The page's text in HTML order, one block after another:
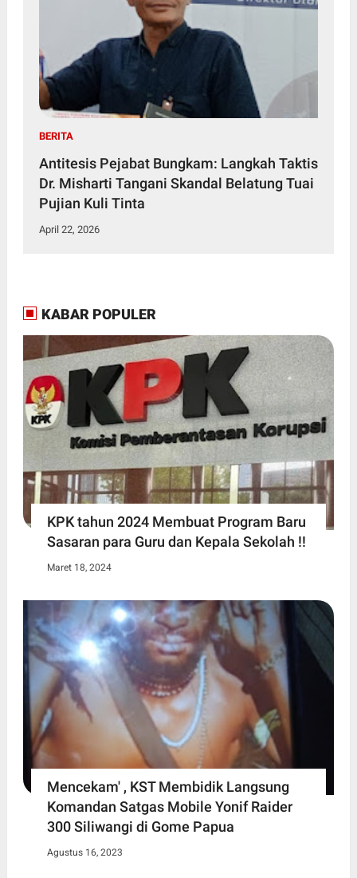
BERITA
Antitesis Pejabat Bungkam: Langkah Taktis
Dr. Misharti Tangani Skandal Belatung Tuai
Pujian Kuli Tinta
April 22, 2026
KABAR POPULER
KPK tahun 2024 Membuat Program Baru
Sasaran para Guru dan Kepala Sekolah !!
Maret 18, 2024
Mencekam' , KST Membidik Langsung
Komandan Satgas Mobile Yonif Raider
300 Siliwangi di Gome Papua
Agustus 16, 2023